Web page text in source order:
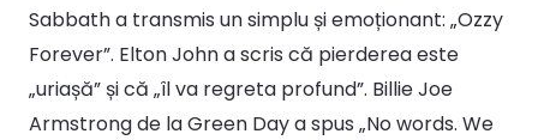
Sabbath a transmis un simplu și emoționant: „Ozzy
Forever”. Elton John a scris că pierderea este
„uriașă” și că „îl va regreta profund”. Billie Joe
Armstrong de la Green Day a spus „No words. We